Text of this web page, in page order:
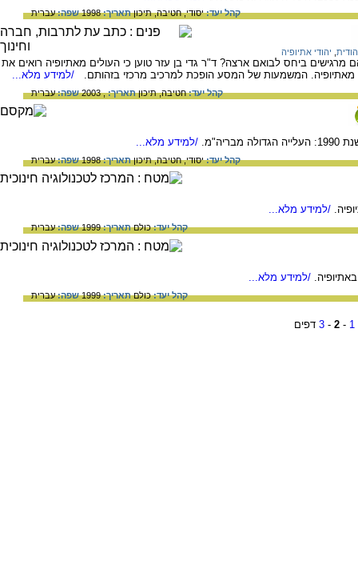
קהל יעד:יסודי,חטיבה,תיכוןתאריך:1998 שפה:עברית
יהודי אתיופיה
מרגישים ביחס לבואם ארצה? ד"ר גדי בן עזר טוען כי העולים מאתיופיה רואים את
המשמעות של המסע הופכת למרכיב מרכזי בזהותם.
/למידע מלא...
קהל יעד:חטיבה,תיכוןתאריך:, 2003 שפה:עברית
/למידע מלא...
קהל יעד:יסודי,חטיבה,תיכוןתאריך:1998 שפה:עברית
/למידע מלא...
קהל יעד:כולםתאריך:1999 שפה:עברית
/למידע מלא...
קהל יעד:כולםתאריך:1999 שפה:עברית
1
-
2
-
3 דפים